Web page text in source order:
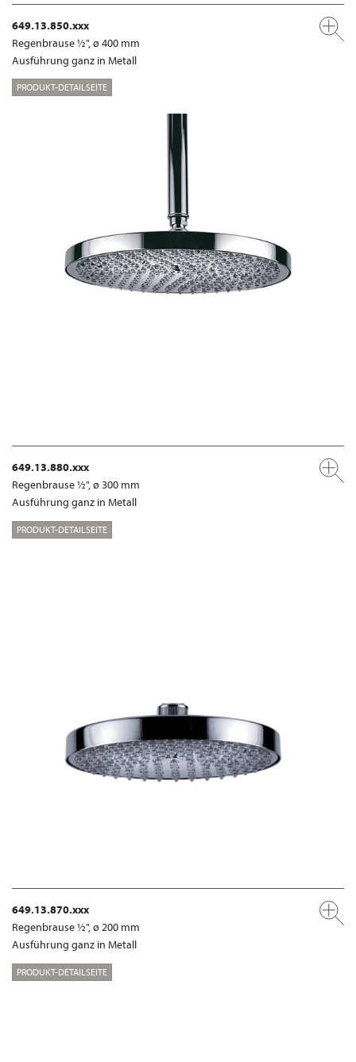
649.13.850.xxx
Regenbrause ½", ø 400 mm
Ausführung ganz in Metall
PRODUKT-DETAILSEITE
649.13.880.xxx
Regenbrause ½", ø 300 mm
Ausführung ganz in Metall
PRODUKT-DETAILSEITE
649.13.870.xxx
Regenbrause ½", ø 200 mm
Ausführung ganz in Metall
PRODUKT-DETAILSEITE